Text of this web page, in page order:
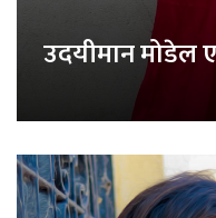
उदयीमान मोडेल